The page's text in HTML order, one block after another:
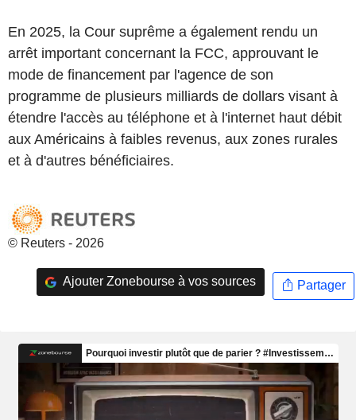
En 2025, la Cour suprême a également rendu un
arrêt important concernant la FCC, approuvant le
mode de financement par l'agence de son
programme de plusieurs milliards de dollars visant à
étendre l'accès au téléphone et à l'internet haut débit
aux Américains à faibles revenus, aux zones rurales
et à d'autres bénéficiaires.
© Reuters - 2026
Ajouter Zonebourse à vos sources Partager